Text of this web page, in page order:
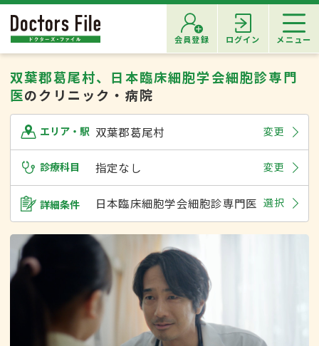
会員登録 ログイン メニュー
双葉郡葛尾村、日本臨床細胞学会細胞診専門
医のクリニック・病院
エリア・駅 双葉郡葛尾村 変更
診療科目 指定なし 変更
詳細条件 日本臨床細胞学会細胞診専門医 選択